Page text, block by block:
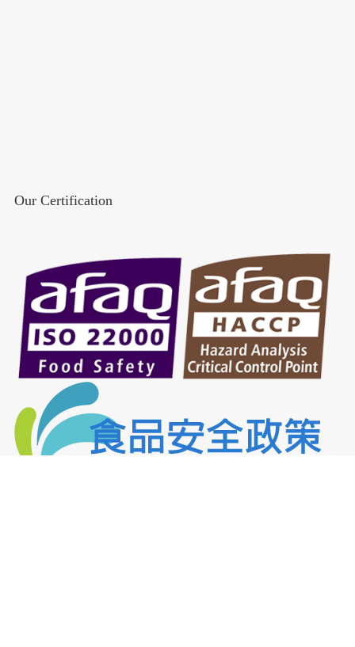
Our Certification